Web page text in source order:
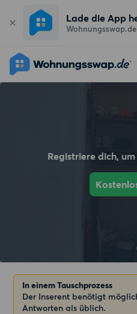
Lade die App
Wohnungsswap.de
Registriere dich,
In einem Tauschprozess
Der Inserent benötigt
Antworten als üblich.